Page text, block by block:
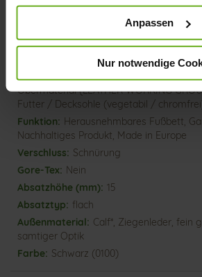
Anpassen
Nur notwendige
Informationen
extraleichte EVA-/Gummi-
Lederfutter
Made in Europe,
Obermaterial (LEATHER WORKING
Futter / Decksohle (vegetabil /
Herausnehmbares Fußbett,
Nachhaltiges Produkt, Made in Europe
Schnürung
Nein
15
flach
Calf*, Ziegenleder, fein
samtiger Optik
Schwarz (0100)